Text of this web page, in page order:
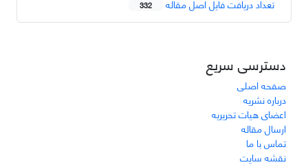
تعداد دریافت فایل اصل مقاله 332
دسترسی سریع
صفحه اصلی
درباره نشریه
اعضای هیات تحریریه
ارسال مقاله
تماس با ما
نقشه سایت